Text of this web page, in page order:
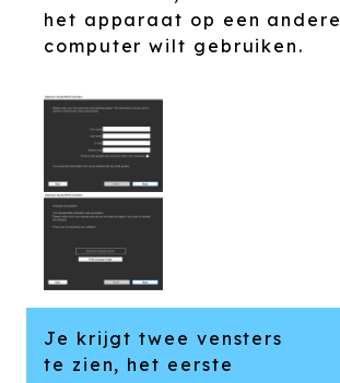
het apparaat op een andere
computer wilt gebruiken.
Je krijgt twee vensters
te zien, het eerste